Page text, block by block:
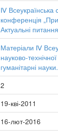
Ⅳ Всеукраїнська
конференція
Актуальні
Матеріали Ⅳ
науково-
гуманітарні
2
19-кві-2011
16-лют-2016